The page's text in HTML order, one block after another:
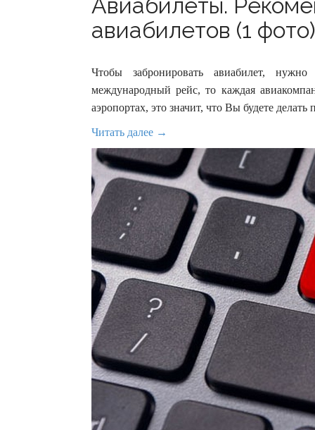
авиабилетов (1 фото)
Чтобы забронировать авиабилет,
международный рейс, то каждая
аэропортах, это значит, что Вы будете делать
Читать далее →